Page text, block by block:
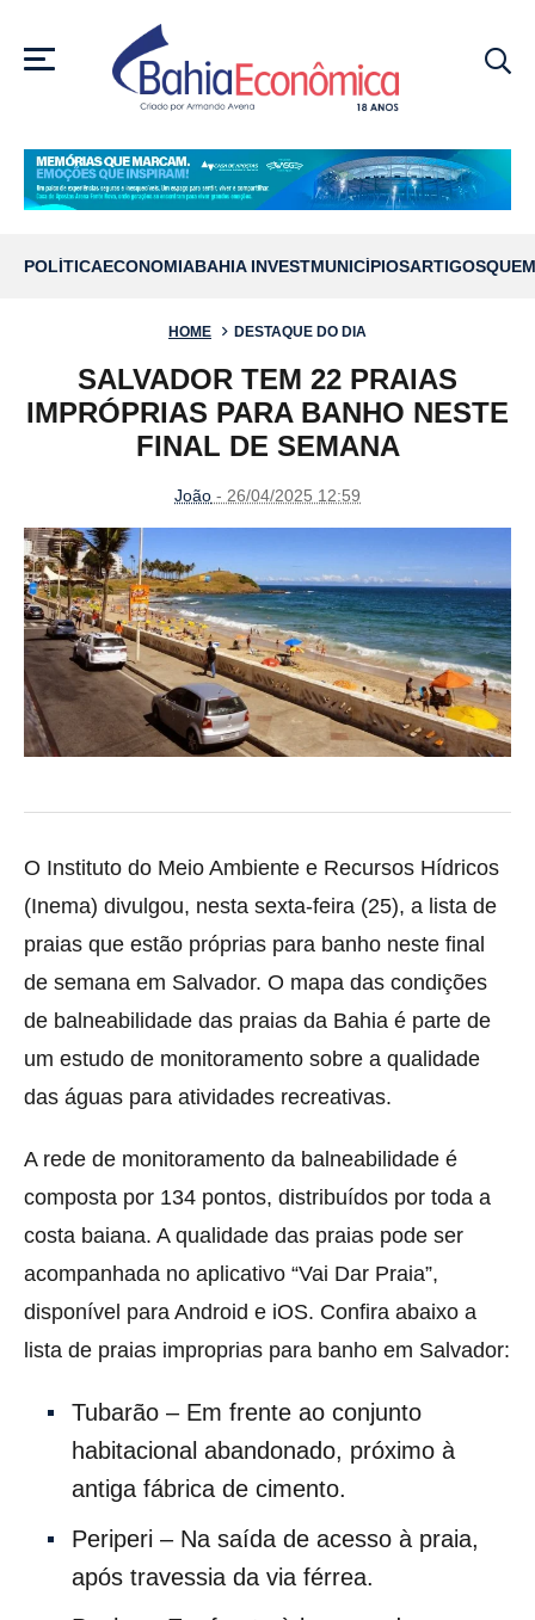
MENU
POLÍTICAECONOMIABAHIA INVESTMUNICÍPIOSARTIGOS
HOME DESTAQUE DO DIA
SALVADOR TEM 22 PRAIAS
IMPRÓPRIAS PARA BANHO NESTE
FINAL DE SEMANA
João - 26/04/2025 12:59
O Instituto do Meio Ambiente e Recursos Hídricos
(Inema) divulgou, nesta sexta-feira (25), a lista de
praias que estão próprias para banho neste final
de semana em Salvador. O mapa das condições
de balneabilidade das praias da Bahia é parte de
um estudo de monitoramento sobre a qualidade
das águas para atividades recreativas.
A rede de monitoramento da balneabilidade é
composta por 134 pontos, distribuídos por toda a
costa baiana. A qualidade das praias pode ser
acompanhada no aplicativo “Vai Dar Praia”,
disponível para Android e iOS. Confira abaixo a
lista de praias improprias para banho em Salvador:
Tubarão – Em frente ao conjunto
habitacional abandonado, próximo à
antiga fábrica de cimento.
Periperi – Na saída de acesso à praia,
após travessia da via férrea.